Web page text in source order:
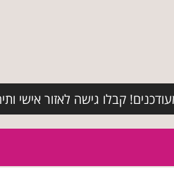
קבלו גישה לאזור אישי